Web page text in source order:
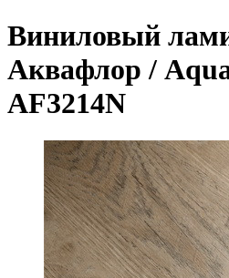
Виниловый
Аквафлор /
AF3214N